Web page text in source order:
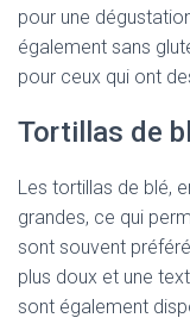
pour une
également sans
pour ceux qui ont
Tortillas de
Les tortillas de blé,
grandes, ce qui
sont souvent
plus doux et une
sont également